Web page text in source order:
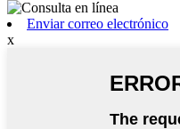
Enviar correo electrónico
x